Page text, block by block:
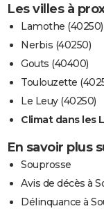
Les villes à
Lamothe (40250)
Nerbis (40250)
Gouts (40400)
Toulouzette
Le Leuy (40250)
Climat dans les
En savoir plus
Souprosse
Avis de décès à
Délinquance à